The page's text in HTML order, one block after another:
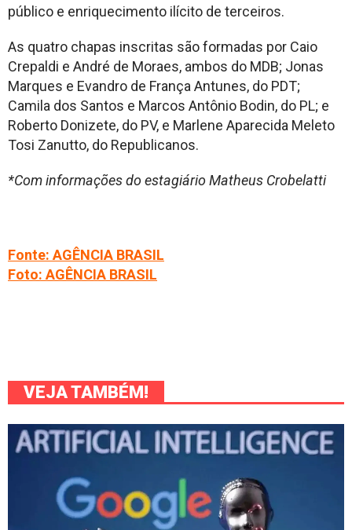
público e enriquecimento ilícito de terceiros.
As quatro chapas inscritas são formadas por Caio
Crepaldi e André de Moraes, ambos do MDB; Jonas
Marques e Evandro de França Antunes, do PDT;
Camila dos Santos e Marcos Antônio Bodin, do PL; e
Roberto Donizete, do PV, e Marlene Aparecida Meleto
Tosi Zanutto, do Republicanos.
*Com informações do estagiário Matheus Crobelatti
Fonte: AGÊNCIA BRASIL
Foto: AGÊNCIA BRASIL
VEJA TAMBÉM!